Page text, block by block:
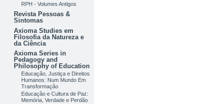
RPH - Volumes Antigos
Revista Pessoas &
Sintomas
Axioma Studies em
Filosofia da Natureza e
da Ciência
Axioma Series in
Pedagogy and
Philosophy of Education
Educação, Justiça e Direitos
Humanos: Num Mundo Em
Transformação
Educação e Cultura de Paz:
Memória, Verdade e Perdão